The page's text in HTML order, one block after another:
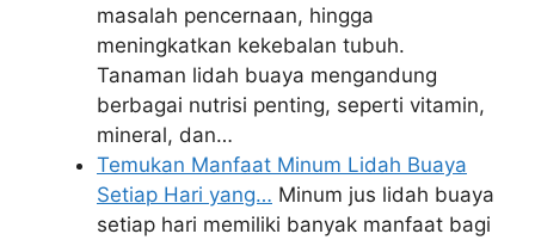
masalah pencernaan, hingga
meningkatkan kekebalan tubuh.
Tanaman lidah buaya mengandung
berbagai nutrisi penting, seperti vitamin,
mineral, dan…
Temukan Manfaat Minum Lidah Buaya
Setiap Hari yang… Minum jus lidah buaya
setiap hari memiliki banyak manfaat bagi